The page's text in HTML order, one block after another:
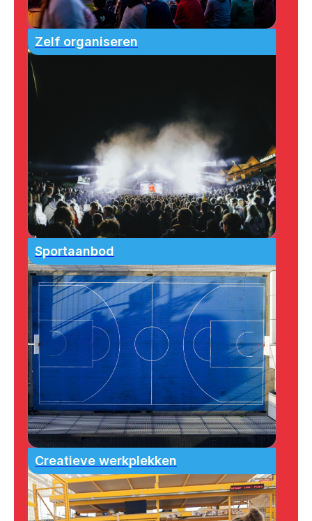
Zelf organiseren
Sportaanbod
Creatieve werkplekken